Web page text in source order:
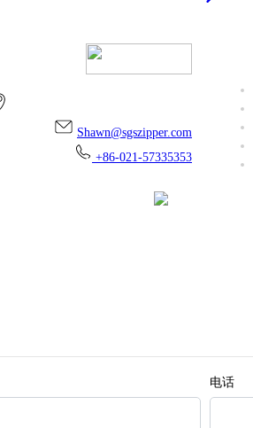
Shawn@sgszipper.com
+86-021-57335353
电话